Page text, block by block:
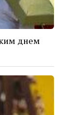
днем